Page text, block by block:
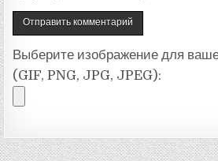
Выберите изображение для
(GIF, PNG, JPG, JPEG):